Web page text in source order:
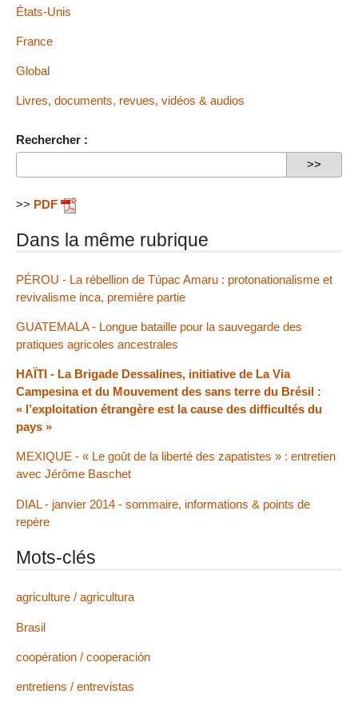
États-Unis
France
Global
Livres, documents, revues, vidéos & audios
Rechercher :
>> PDF
Dans la même rubrique
PÉROU - La rébellion de Túpac Amaru : protonationalisme et
revivalisme inca, première partie
GUATEMALA - Longue bataille pour la sauvegarde des
pratiques agricoles ancestrales
HAÏTI - La Brigade Dessalines, initiative de La Via
Campesina et du Mouvement des sans terre du Brésil :
« l’exploitation étrangère est la cause des difficultés du
pays »
MEXIQUE - « Le goût de la liberté des zapatistes » : entretien
avec Jérôme Baschet
DIAL - janvier 2014 - sommaire, informations & points de
repère
Mots-clés
agriculture / agricultura
Brasil
coopération / cooperación
entretiens / entrevistas